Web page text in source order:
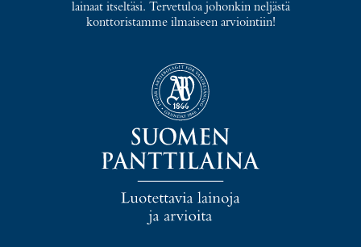
lainaat itseltäsi. Tervetuloa johonkin neljästä
konttoristamme ilmaiseen arviointiin!